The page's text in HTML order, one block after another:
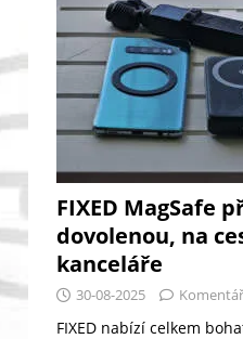
FIXED MagSafe
dovolenou, na
kanceláře
30-08-2025
FIXED nabízí celkem